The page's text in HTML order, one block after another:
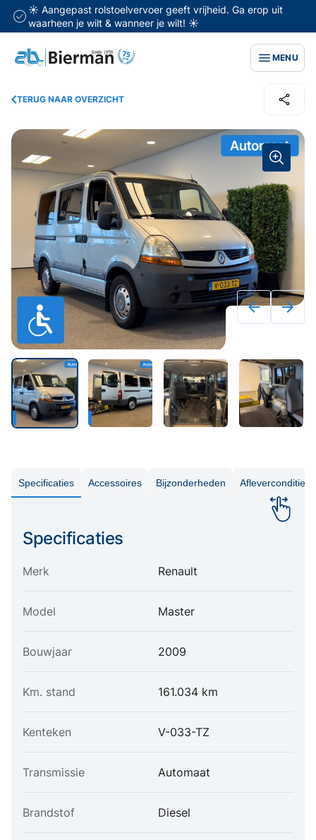
☀️ Aangepast rolstoelvervoer geeft vrijheid. Ga erop uit
waarheen je wilt & wanneer je wilt! ☀️
MENU
TERUG NAAR OVERZICHT
Specificaties Accessoires Bijzonderheden Aflevercondities
Specificaties
Merk Renault
Model Master
Bouwjaar 2009
Km. stand 161.034 km
Kenteken V-033-TZ
Transmissie Automaat
Brandstof Diesel